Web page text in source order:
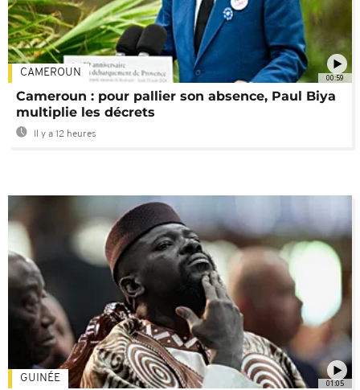
00:59
CAMEROUN
Cameroun : pour pallier son absence, Paul Biya
multiplie les décrets
Il y a 12 heures
01:05
GUINÉE